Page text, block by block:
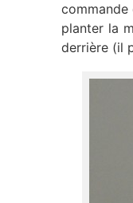
planter la
derrière (il